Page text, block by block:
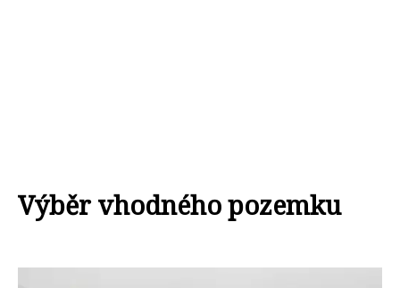
Výběr vhodného pozemku